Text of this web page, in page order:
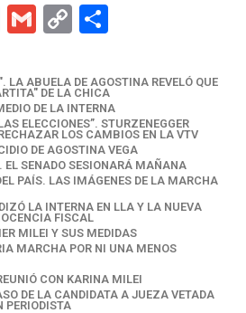
T
e
gr
a
m
G
ail
C
py
Li
n
k
C
m
p
ar
tir
LA ABUELA DE AGOSTINA REVELÓ QUE
DE LA CHICA
DE LA INTERNA
ELECCIONES”. STURZENEGGER
LOS CAMBIOS EN LA VTV
DE AGOSTINA VEGA
EL SENADO SESIONARÁ MAÑANA
PAÍS. LAS IMÁGENES DE LA MARCHA
LA INTERNA EN LLA Y LA NUEVA
FISCAL
MILEI Y SUS MEDIDAS
MARCHA POR NI UNA MENOS
CON KARINA MILEI
DE LA CANDIDATA A JUEZA VETADA
PERIODISTA